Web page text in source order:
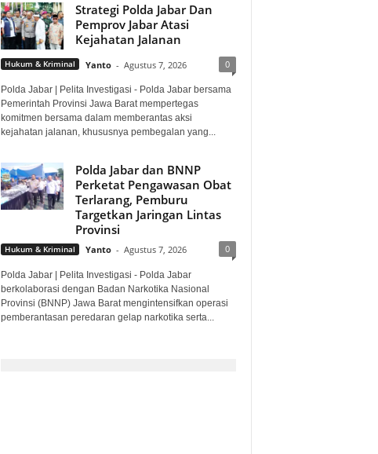
Strategi Polda Jabar Dan
Pemprov Jabar Atasi
Kejahatan Jalanan
Hukum & Kriminal Yanto - Agustus 7, 2026 0
Polda Jabar | Pelita Investigasi - Polda Jabar bersama
Pemerintah Provinsi Jawa Barat mempertegas
komitmen bersama dalam memberantas aksi
kejahatan jalanan, khususnya pembegalan yang...
Polda Jabar dan BNNP
Perketat Pengawasan Obat
Terlarang, Pemburu
Targetkan Jaringan Lintas
Provinsi
Hukum & Kriminal Yanto - Agustus 7, 2026 0
Polda Jabar | Pelita Investigasi - Polda Jabar
berkolaborasi dengan Badan Narkotika Nasional
Provinsi (BNNP) Jawa Barat mengintensifkan operasi
pemberantasan peredaran gelap narkotika serta...